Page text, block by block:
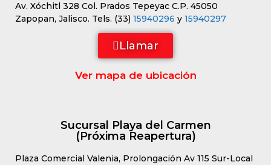
Av. Xóchitl 328 Col. Prados Tepeyac C.P. 45050
Zapopan, Jalisco. Tels. (33) 15940296 y 15940297
Llamar
Ver mapa de ubicación
Sucursal Playa del Carmen
(Próxima Reapertura)
Plaza Comercial Valenia, Prolongación Av 115 Sur-Local